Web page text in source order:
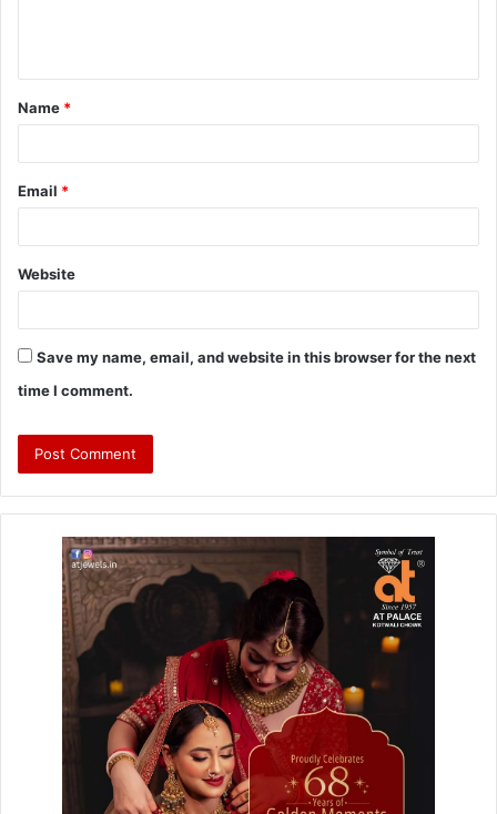
Name *
Email *
Website
Save my name, email, and website in this browser for the next
time I comment.